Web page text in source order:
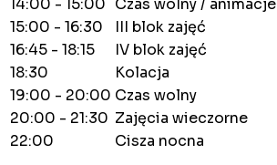
14:00 - 15:00 Czas wolny / animacje
15:00 - 16:30
III blok zajęć
16:45 - 18:15
IV blok zajęć
18:30
Kolacja
19:00 - 20:00 Czas wolny
20:00 - 21:30 Zajęcia wieczorne
22:00
Cisza nocna